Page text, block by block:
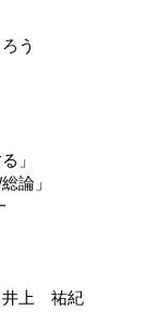
う
」
論」
上 祐紀